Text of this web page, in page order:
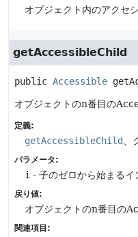
オブジェクト内のアクセ
getAccessibleChild
public Accessible
オブジェクトのn番目の
定義:
getAccessibleChild 、
パラメータ:
i - 子のゼロから始まるイ
戻り値:
オブジェクトのn番目の
関連項目: